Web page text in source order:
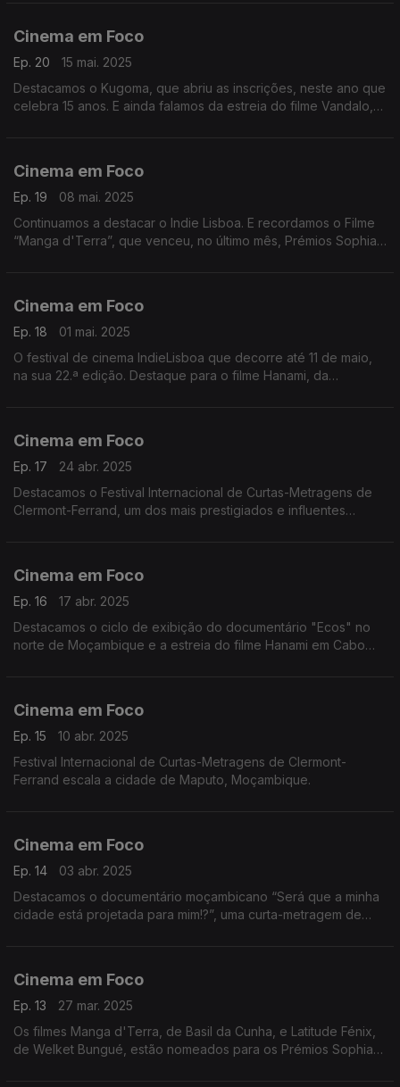
Cinema em Foco
Ep. 20
15 mai. 2025
Destacamos o Kugoma, que abriu as inscrições, neste ano que
celebra 15 anos. E ainda falamos da estreia do filme Vandalo,
Cinema em Foco
Ep. 19
08 mai. 2025
Continuamos a destacar o Indie Lisboa. E recordamos o Filme
“Manga d'Terra”, que venceu, no último mês, Prémios Sophia,
Cinema em Foco
Ep. 18
01 mai. 2025
O festival de cinema IndieLisboa que decorre até 11 de maio,
na sua 22.ª edição. Destaque para o filme Hanami, da
Cinema em Foco
Ep. 17
24 abr. 2025
Destacamos o Festival Internacional de Curtas-Metragens de
Clermont-Ferrand, um dos mais prestigiados e influentes
Cinema em Foco
Ep. 16
17 abr. 2025
Destacamos o ciclo de exibição do documentário "Ecos" no
norte de Moçambique e a estreia do filme Hanami em Cabo
Cinema em Foco
Ep. 15
10 abr. 2025
Festival Internacional de Curtas-Metragens de Clermont-
Ferrand escala a cidade de Maputo, Moçambique.
Cinema em Foco
Ep. 14
03 abr. 2025
Destacamos o documentário moçambicano “Será que a minha
cidade está projetada para mim!?”, uma curta-metragem de
Cinema em Foco
Ep. 13
27 mar. 2025
Os filmes Manga d'Terra, de Basil da Cunha, e Latitude Fénix,
de Welket Bungué, estão nomeados para os Prémios Sophia